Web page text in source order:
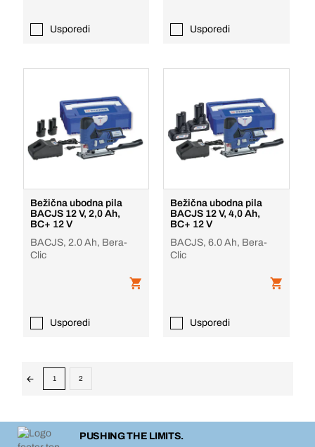
Usporedi Usporedi
Bežična ubodna pila
BACJS 12 V, 2,0 Ah,
BC+ 12 V
BACJS, 2.0 Ah, Bera-
Clic
Usporedi
Bežična ubodna pila
BACJS 12 V, 4,0 Ah,
BC+ 12 V
BACJS, 6.0 Ah, Bera-
Clic
Usporedi
1 2
PUSHING THE LIMITS.